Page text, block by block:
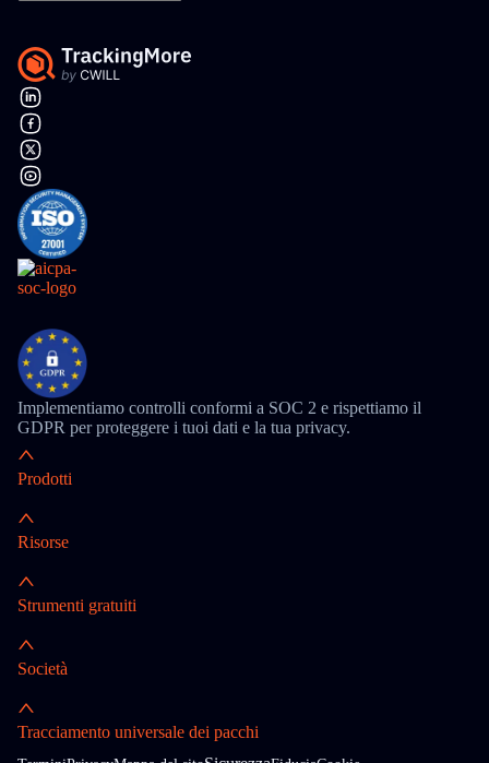
Implementiamo controlli conformi a SOC 2 e rispettiamo il
GDPR per proteggere i tuoi dati e la tua privacy.
Prodotti
Risorse
Strumenti gratuiti
Società
Tracciamento universale dei pacchi